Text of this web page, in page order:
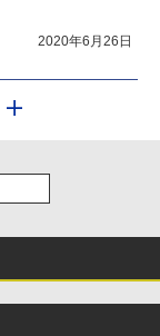
2020年6月26日